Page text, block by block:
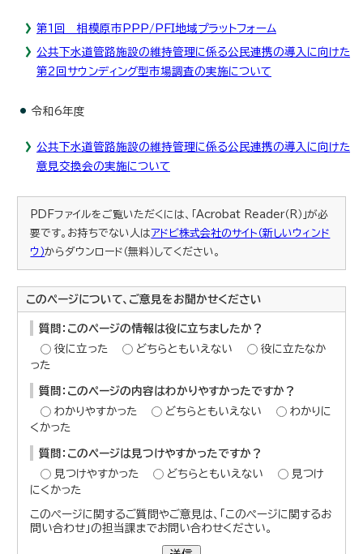
第1回 相模原市PPP/PFI地域プラットフォーム
公共下水道管路施設の維持管理に係る公民連携の導入に向けた
第2回サウンディング型市場調査の実施について
令和6年度
公共下水道管路施設の維持管理に係る公民連携の導入に向けた
意見交換会の実施について
PDFファイルをご覧いただくには、「Acrobat Reader（R）」が必
要です。お持ちでない人はアドビ株式会社のサイト（新しいウィンド
ウ）からダウンロード（無料）してください。
このページについて、ご意見をお聞かせください
質問：このページの情報は役に立ちましたか？
役に立った
どちらともいえない
役に立たなか
った
質問：このページの内容はわかりやすかったですか？
わかりやすかった
どちらともいえない
わかりに
くかった
質問：このページは見つけやすかったですか？
見つけやすかった
どちらともいえない
見つけ
にくかった
このページに関するご質問やご意見は、「このページに関するお
問い合わせ」の担当課までお問い合わせください。